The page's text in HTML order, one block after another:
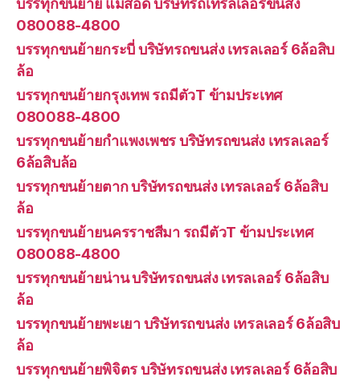
บรรทุกขนย้าย แม่สอด บริษัทรถเทรลเลอร์ขนส่ง
080088-4800
บรรทุกขนย้ายกระบี่ บริษัทรถขนส่ง เทรลเลอร์ 6ล้อสิบ
ล้อ
บรรทุกขนย้ายกรุงเทพ รถมีตัวT ข้ามประเทศ
080088-4800
บรรทุกขนย้ายกำแพงเพชร บริษัทรถขนส่ง เทรลเลอร์
6ล้อสิบล้อ
บรรทุกขนย้ายตาก บริษัทรถขนส่ง เทรลเลอร์ 6ล้อสิบ
ล้อ
บรรทุกขนย้ายนครราชสีมา รถมีตัวT ข้ามประเทศ
080088-4800
บรรทุกขนย้ายน่าน บริษัทรถขนส่ง เทรลเลอร์ 6ล้อสิบ
ล้อ
บรรทุกขนย้ายพะเยา บริษัทรถขนส่ง เทรลเลอร์ 6ล้อสิบ
ล้อ
บรรทุกขนย้ายพิจิตร บริษัทรถขนส่ง เทรลเลอร์ 6ล้อสิบ